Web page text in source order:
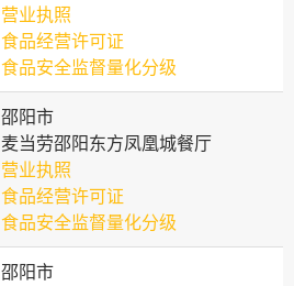
营业执照
食品经营许可证
食品安全监督量化分级
邵阳市
麦当劳邵阳东方凤凰城餐厅
营业执照
食品经营许可证
食品安全监督量化分级
邵阳市